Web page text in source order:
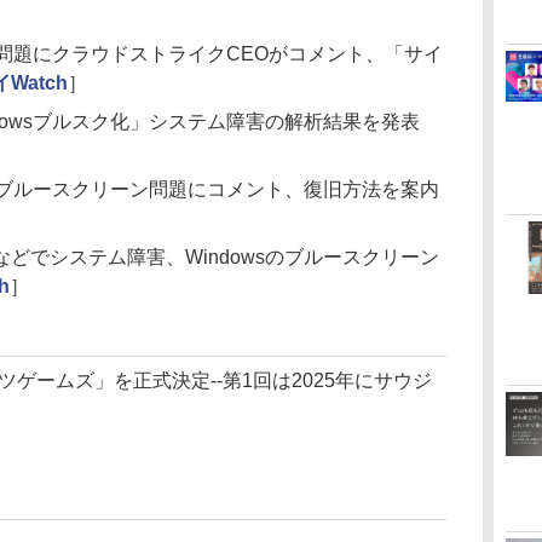
題にクラウドストライクCEOがコメント、「サイ
Watch］
ブルスク化」システム障害の解析結果を発表
ルースクリーン問題にコメント、復旧方法を案内
どでシステム障害、Windowsのブルースクリーン
］
ゲームズ」を正式決定--第1回は2025年にサウジ